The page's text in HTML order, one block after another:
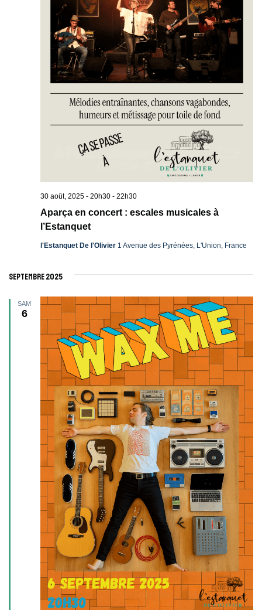
Aparça en concert : escales musicales à
l’Estanquet
30 août, 2025 - 20h30- 22h30
l'Estanquet De l'Olivier 1 Avenue des Pyrénées, L'Union, France
septembre 2025
SAM
6